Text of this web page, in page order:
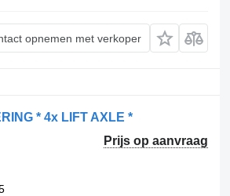
opnemen met verkoper
* 4x LIFT AXLE *
Prijs op aanvraag